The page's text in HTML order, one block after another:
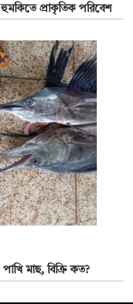
হুমকিতে প্রাকৃতিক পরিবেশ
মাছ, বিক্রি কত?